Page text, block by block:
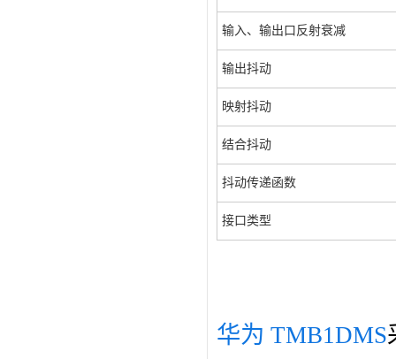
输入、输出口反射衰减
输出抖动
映射抖动
结合抖动
抖动传递函数
接口类型
华为 TMB1DMS